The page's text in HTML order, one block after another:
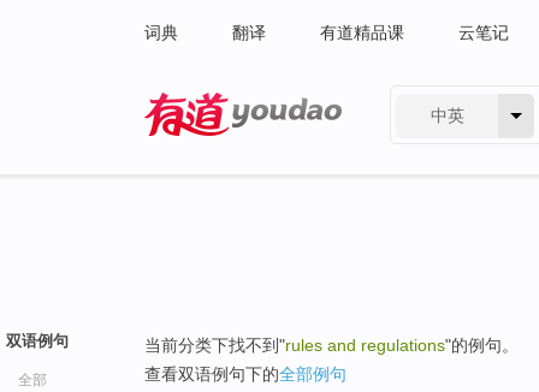
词典 翻译 有道精品课 云笔记
中英
双语例句
全部
当前分类下找不到"rules and regulations"的例句。
查看双语例句下的全部例句